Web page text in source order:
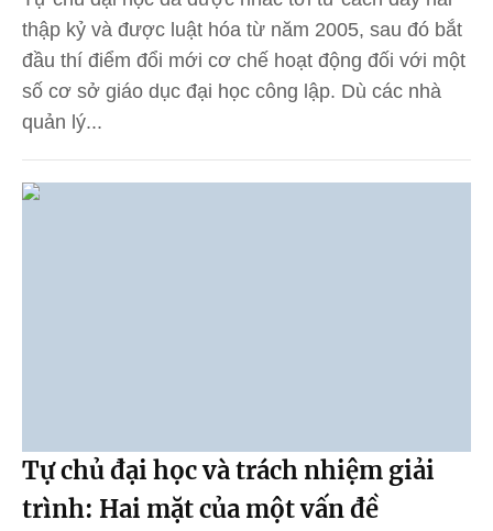
thập kỷ và được luật hóa từ năm 2005, sau đó bắt
đầu thí điểm đổi mới cơ chế hoạt động đối với một
số cơ sở giáo dục đại học công lập. Dù các nhà
quản lý...
Tự chủ đại học và trách nhiệm giải
trình: Hai mặt của một vấn đề